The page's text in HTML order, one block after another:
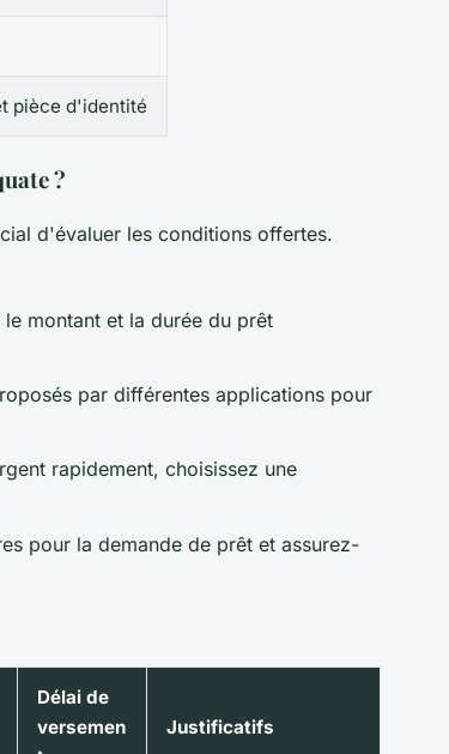
pièce d'identité
?
d'évaluer les conditions offertes.
montant et la durée du prêt
par différentes applications pour
rapidement, choisissez une
pour la demande de prêt et assurez-
Délai de
versemen
Justificatifs